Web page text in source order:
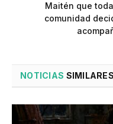
Maitén que
comunidad
NOTICIAS SIMILARES